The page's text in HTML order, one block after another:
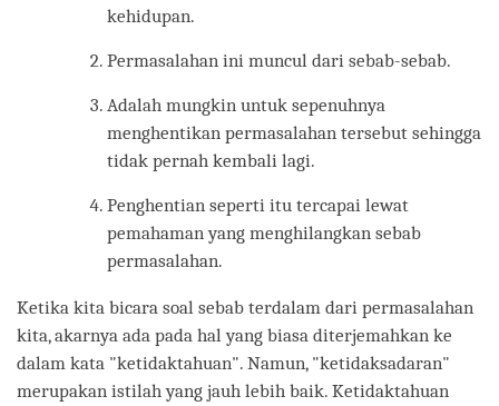
kehidupan.
Permasalahan ini muncul dari sebab-sebab.
Adalah mungkin untuk sepenuhnya
menghentikan permasalahan tersebut sehingga
tidak pernah kembali lagi.
Penghentian seperti itu tercapai lewat
pemahaman yang menghilangkan sebab
permasalahan.
Ketika kita bicara soal sebab terdalam dari permasalahan
kita, akarnya ada pada hal yang biasa diterjemahkan ke
dalam kata "ketidaktahuan". Namun, "ketidaksadaran"
merupakan istilah yang jauh lebih baik. Ketidaktahuan